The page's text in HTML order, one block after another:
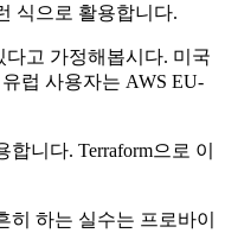
식으로 활용합니다.
고 가정해봅시다. 미국
럽 사용자는 AWS EU-
니다. Terraform으로 이
하는 실수는 프로바이